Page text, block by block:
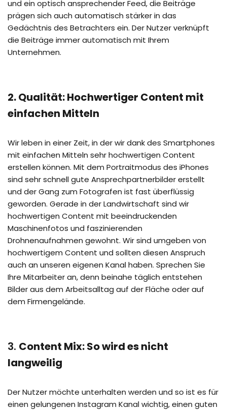
und ein optisch ansprechender Feed, die Beiträge
prägen sich auch automatisch stärker in das
Gedächtnis des Betrachters ein. Der Nutzer verknüpft
die Beiträge immer automatisch mit Ihrem
Unternehmen.
2. Qualität: Hochwertiger Content mit
einfachen Mitteln
Wir leben in einer Zeit, in der wir dank des Smartphones
mit einfachen Mitteln sehr hochwertigen Content
erstellen können. Mit dem Portraitmodus des iPhones
sind sehr schnell gute Ansprechpartnerbilder erstellt
und der Gang zum Fotografen ist fast überflüssig
geworden. Gerade in der Landwirtschaft sind wir
hochwertigen Content mit beeindruckenden
Maschinenfotos und faszinierenden
Drohnenaufnahmen gewohnt. Wir sind umgeben von
hochwertigem Content und sollten diesen Anspruch
auch an unseren eigenen Kanal haben. Sprechen Sie
Ihre Mitarbeiter an, denn beinahe täglich entstehen
Bilder aus dem Arbeitsalltag auf der Fläche oder auf
dem Firmengelände.
3. Content Mix: So wird es nicht
langweilig
Der Nutzer möchte unterhalten werden und so ist es für
einen gelungenen Instagram Kanal wichtig, einen guten